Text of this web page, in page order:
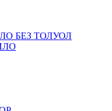
БЕЗ ТОЛУОЛ